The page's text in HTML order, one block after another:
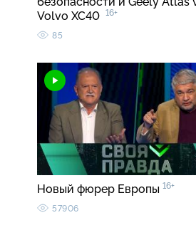
Volvo XC40 16+
85
Новый фюрер Европы 16+
57906